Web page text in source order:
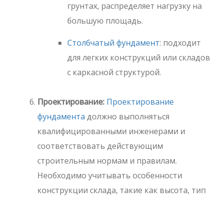
грунтах, распределяет нагрузку на
большую площадь.
Столбчатый фундамент: подходит
для легких конструкций или складов
с каркасной структурой.
Проектирование: Проектирование
фундамента должно выполняться
квалифицированными инженерами и
соответствовать действующим
строительным нормам и правилам.
Необходимо учитывать особенности
конструкции склада, такие как высота, тип